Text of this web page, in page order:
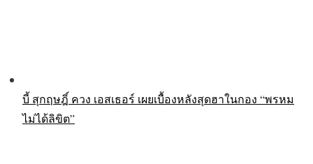
บี้ สุกฤษฎิ์ ควง เอสเธอร์ เผยเบื้องหลังสุดฮาในกอง “พรหม
ไม่ได้ลิขิต”